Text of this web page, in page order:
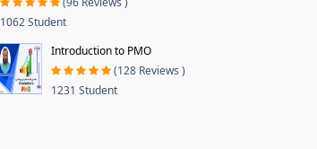
1062 Student
Introduction to PMO
(128 Reviews )
1231 Student